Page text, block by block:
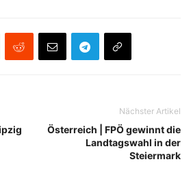
Nächster Artikel
Österreich | FPÖ gewinnt die
Landtagswahl in der
Steiermark